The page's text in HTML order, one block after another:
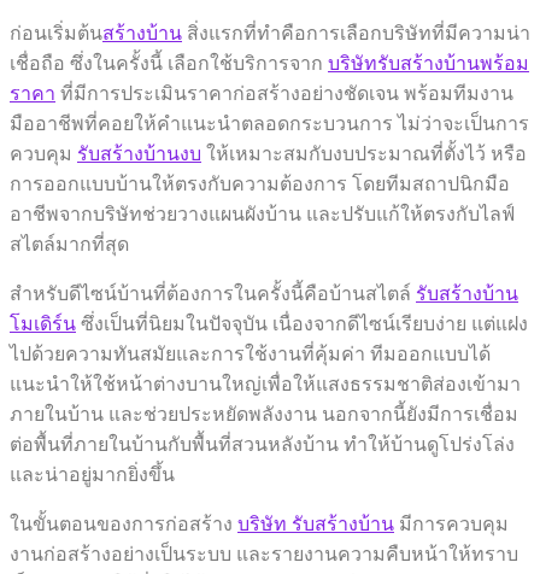
ก่อนเริ่มต้นสร้างบ้าน สิ่งแรกที่ทำคือการเลือกบริษัทที่มีความน่า
เชื่อถือ ซึ่งในครั้งนี้ เลือกใช้บริการจาก บริษัทรับสร้างบ้านพร้อม
ราคา ที่มีการประเมินราคาก่อสร้างอย่างชัดเจน พร้อมทีมงาน
มืออาชีพที่คอยให้คำแนะนำตลอดกระบวนการ ไม่ว่าจะเป็นการ
ควบคุม รับสร้างบ้านงบ ให้เหมาะสมกับงบประมาณที่ตั้งไว้ หรือ
การออกแบบบ้านให้ตรงกับความต้องการ โดยทีมสถาปนิกมือ
อาชีพจากบริษัทช่วยวางแผนผังบ้าน และปรับแก้ให้ตรงกับไลฟ์
สไตล์มากที่สุด
สำหรับดีไซน์บ้านที่ต้องการในครั้งนี้คือบ้านสไตล์ รับสร้างบ้าน
โมเดิร์น ซึ่งเป็นที่นิยมในปัจจุบัน เนื่องจากดีไซน์เรียบง่าย แต่แฝง
ไปด้วยความทันสมัยและการใช้งานที่คุ้มค่า ทีมออกแบบได้
แนะนำให้ใช้หน้าต่างบานใหญ่เพื่อให้แสงธรรมชาติส่องเข้ามา
ภายในบ้าน และช่วยประหยัดพลังงาน นอกจากนี้ยังมีการเชื่อม
ต่อพื้นที่ภายในบ้านกับพื้นที่สวนหลังบ้าน ทำให้บ้านดูโปร่งโล่ง
และน่าอยู่มากยิ่งขึ้น
ในขั้นตอนของการก่อสร้าง บริษัท รับสร้างบ้าน มีการควบคุม
งานก่อสร้างอย่างเป็นระบบ และรายงานความคืบหน้าให้ทราบ